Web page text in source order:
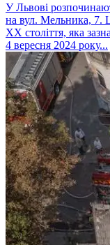
У Львові
на вул. Мельника, 7.
ХХ століття, яка
4 вересня 2024 року...